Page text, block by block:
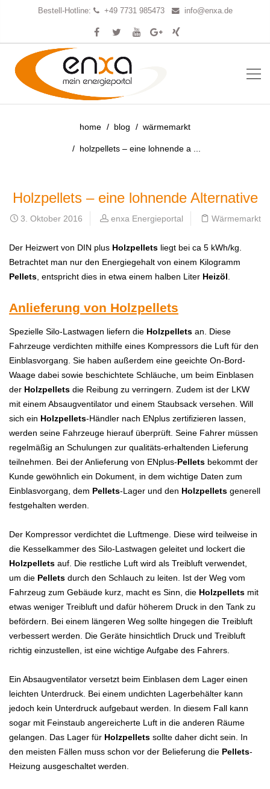
Bestell-Hotline: +49 7731 985473 info@enxa.de
home blog wärmemarkt
holzpellets – eine lohnende a ...
Holzpellets – eine lohnende Alternative
3. Oktober 2016 enxa Energieportal Wärmemarkt
Der Heizwert von DIN plus Holzpellets liegt bei ca 5 kWh/kg.
Betrachtet man nur den Energiegehalt von einem Kilogramm
Pellets , entspricht dies in etwa einem halben Liter Heizöl
Anlieferung von Holzpellets
Spezielle Silo-Lastwagen liefern die Holzpellets an. Diese
Fahrzeuge verdichten mithilfe eines Kompressors die Luft für den
Einblasvorgang. Sie haben außerdem eine geeichte On-Bord-
Waage dabei sowie beschichtete Schläuche, um beim Einblasen
der Holzpellets die Reibung zu verringern. Zudem ist der LKW
mit einem Absaugventilator und einem Staubsack versehen. Will
sich ein Holzpellets-Händler nach ENplus zertifizieren lassen,
werden seine Fahrzeuge hierauf überprüft. Seine Fahrer müssen
regelmäßig an Schulungen zur qualitäts-erhaltenden Lieferung
teilnehmen. Bei der Anlieferung von ENplus-Pellets bekommt der
Kunde gewöhnlich ein Dokument, in dem wichtige Daten zum
Einblasvorgang, dem Pellets-Lager und den Holzpellets generell
festgehalten werden.
Der Kompressor verdichtet die Luftmenge. Diese wird teilweise in
die Kesselkammer des Silo-Lastwagen geleitet und lockert die
Holzpellets auf. Die restliche Luft wird als Treibluft verwendet,
um die Pellets durch den Schlauch zu leiten. Ist der Weg vom
Fahrzeug zum Gebäude kurz, macht es Sinn, die Holzpellets mit
etwas weniger Treibluft und dafür höherem Druck in den Tank zu
befördern. Bei einem längeren Weg sollte hingegen die Treibluft
verbessert werden. Die Geräte hinsichtlich Druck und Treibluft
richtig einzustellen, ist eine wichtige Aufgabe des Fahrers.
Ein Absaugventilator versetzt beim Einblasen dem Lager einen
leichten Unterdruck. Bei einem undichten Lagerbehälter kann
jedoch kein Unterdruck aufgebaut werden. In diesem Fall kann
sogar mit Feinstaub angereicherte Luft in die anderen Räume
gelangen. Das Lager für Holzpellets sollte daher dicht sein. In
den meisten Fällen muss schon vor der Belieferung die Pellets-
Heizung ausgeschaltet werden.